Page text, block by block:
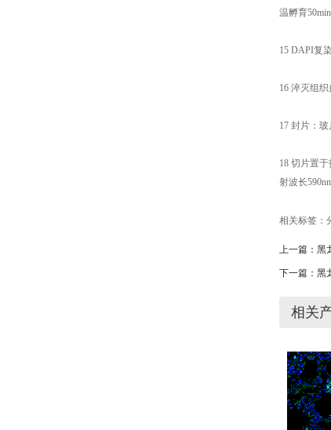
温孵育
15 DAPI复
16 淬灭组
17 封片：
18 切片置
射波长
相关标签：
上一篇： 黑
下一篇： 黑
相关